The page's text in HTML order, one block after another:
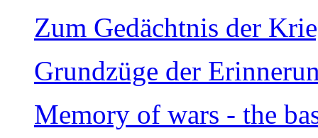
Zum Gedächtnis der
Grundzüge der
Memory of wars - the